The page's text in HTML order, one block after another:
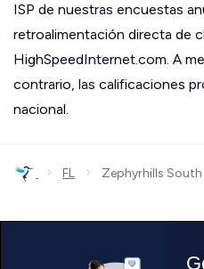
ISP de nuestras encuestas
retroalimentación directa de
HighSpeedInternet.com. A
contrario, las calificaciones
nacional.
› FL › Zephyrhills South